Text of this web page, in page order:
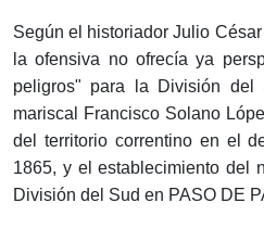
Según el historiador Julio
la ofensiva no ofrecía ya
peligros" para la División del
mariscal Francisco Solano
del territorio correntino en el
1865, y el establecimiento del
División del Sud en PASO DE